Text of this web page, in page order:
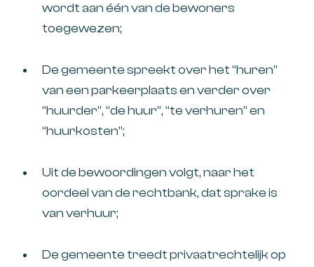
wordt aan één van de bewoners
toegewezen;
De gemeente spreekt over het “huren”
van een parkeerplaats en verder over
“huurder”, “de huur”, “te verhuren” en
“huurkosten”;
Uit de bewoordingen volgt, naar het
oordeel van de rechtbank, dat sprake is
van verhuur;
De gemeente treedt privaatrechtelijk op